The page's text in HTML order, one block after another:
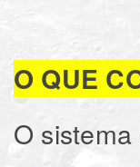
O QUE
O